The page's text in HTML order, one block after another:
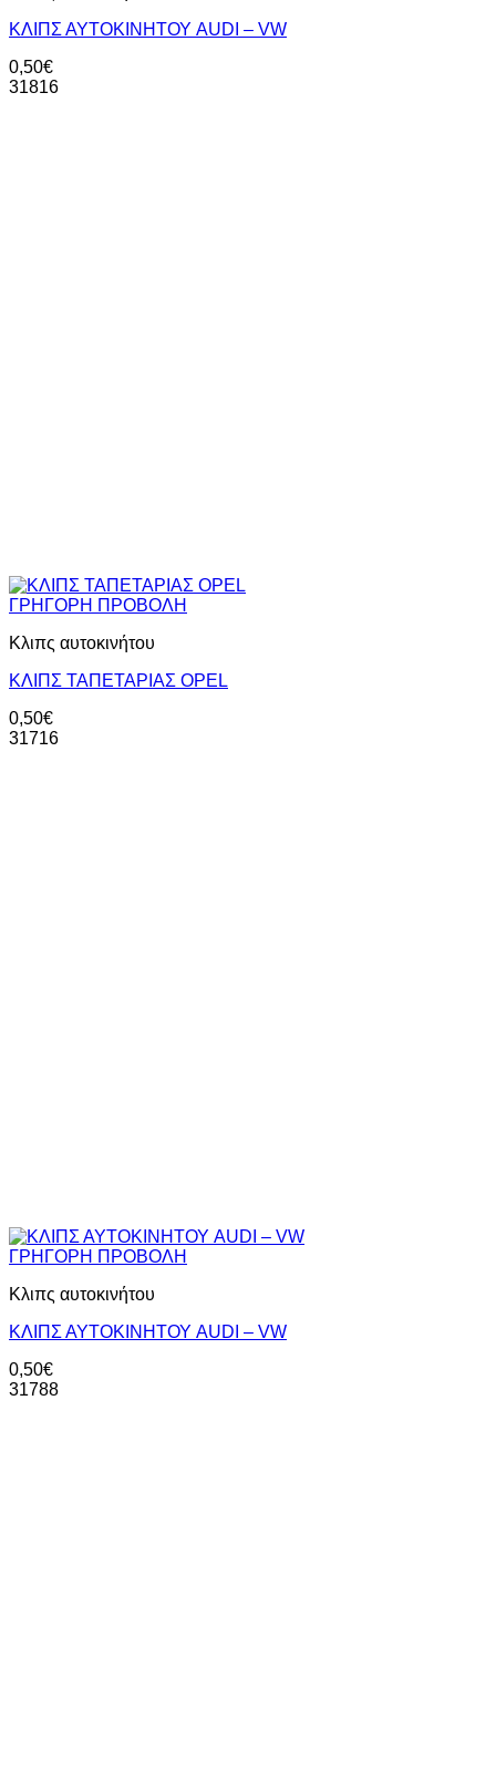
ΚΛΙΠΣ ΑΥΤΟΚΙΝΗΤΟΥ AUDI – VW
0,50€
31816
ΓΡΗΓΟΡΗ ΠΡΟΒΟΛΗ
Κλιπς αυτοκινήτου
ΚΛΙΠΣ ΤΑΠΕΤΑΡΙΑΣ ΟPEL
0,50€
31716
ΓΡΗΓΟΡΗ ΠΡΟΒΟΛΗ
Κλιπς αυτοκινήτου
ΚΛΙΠΣ ΑΥΤΟΚΙΝΗΤΟΥ AUDI – VW
0,50€
31788